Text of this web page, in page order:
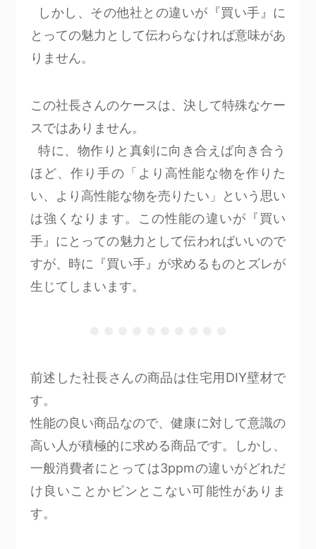
しかし、その他社との違いが『買い手』に
とっての魅力として伝わらなければ意味があ
りません。
この社長さんのケースは、決して特殊なケー
スではありません。
特に、物作りと真剣に向き合えば向き合う
ほど、作り手の「より高性能な物を作りた
い、より高性能な物を売りたい」という思い
は強くなります。この性能の違いが『買い
手』にとっての魅力として伝わればいいので
すが、時に『買い手』が求めるものとズレが
生じてしまいます。
前述した社長さんの商品は住宅用DIY壁材で
す。
性能の良い商品なので、健康に対して意識の
高い人が積極的に求める商品です。しかし、
一般消費者にとっては3ppmの違いがどれだ
け良いことかピンとこない可能性がありま
す。